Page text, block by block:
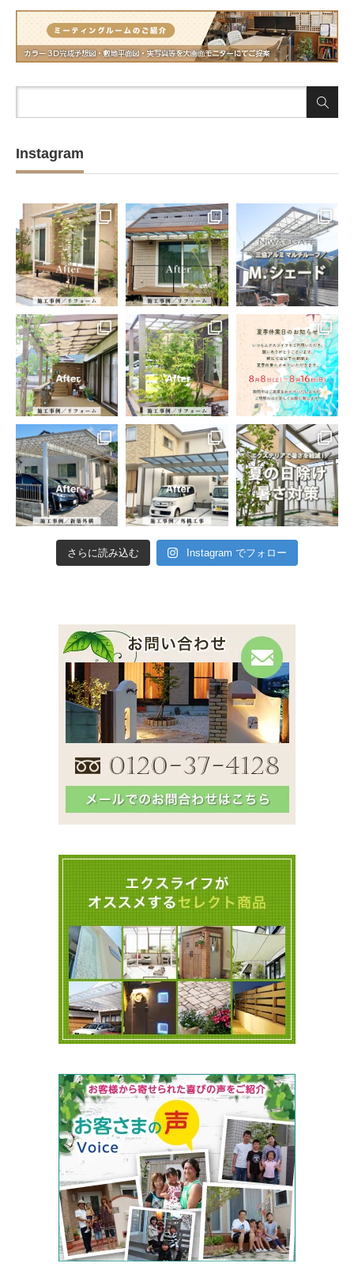
Instagram
さらに読み込む Instagram でフォロー